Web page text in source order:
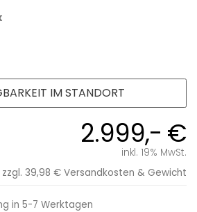
2.999,- €
inkl. 19% MwSt.
zzgl. 39,98 € Versandkosten & Gewicht
in 5-7 Werktagen
IM STANDORT